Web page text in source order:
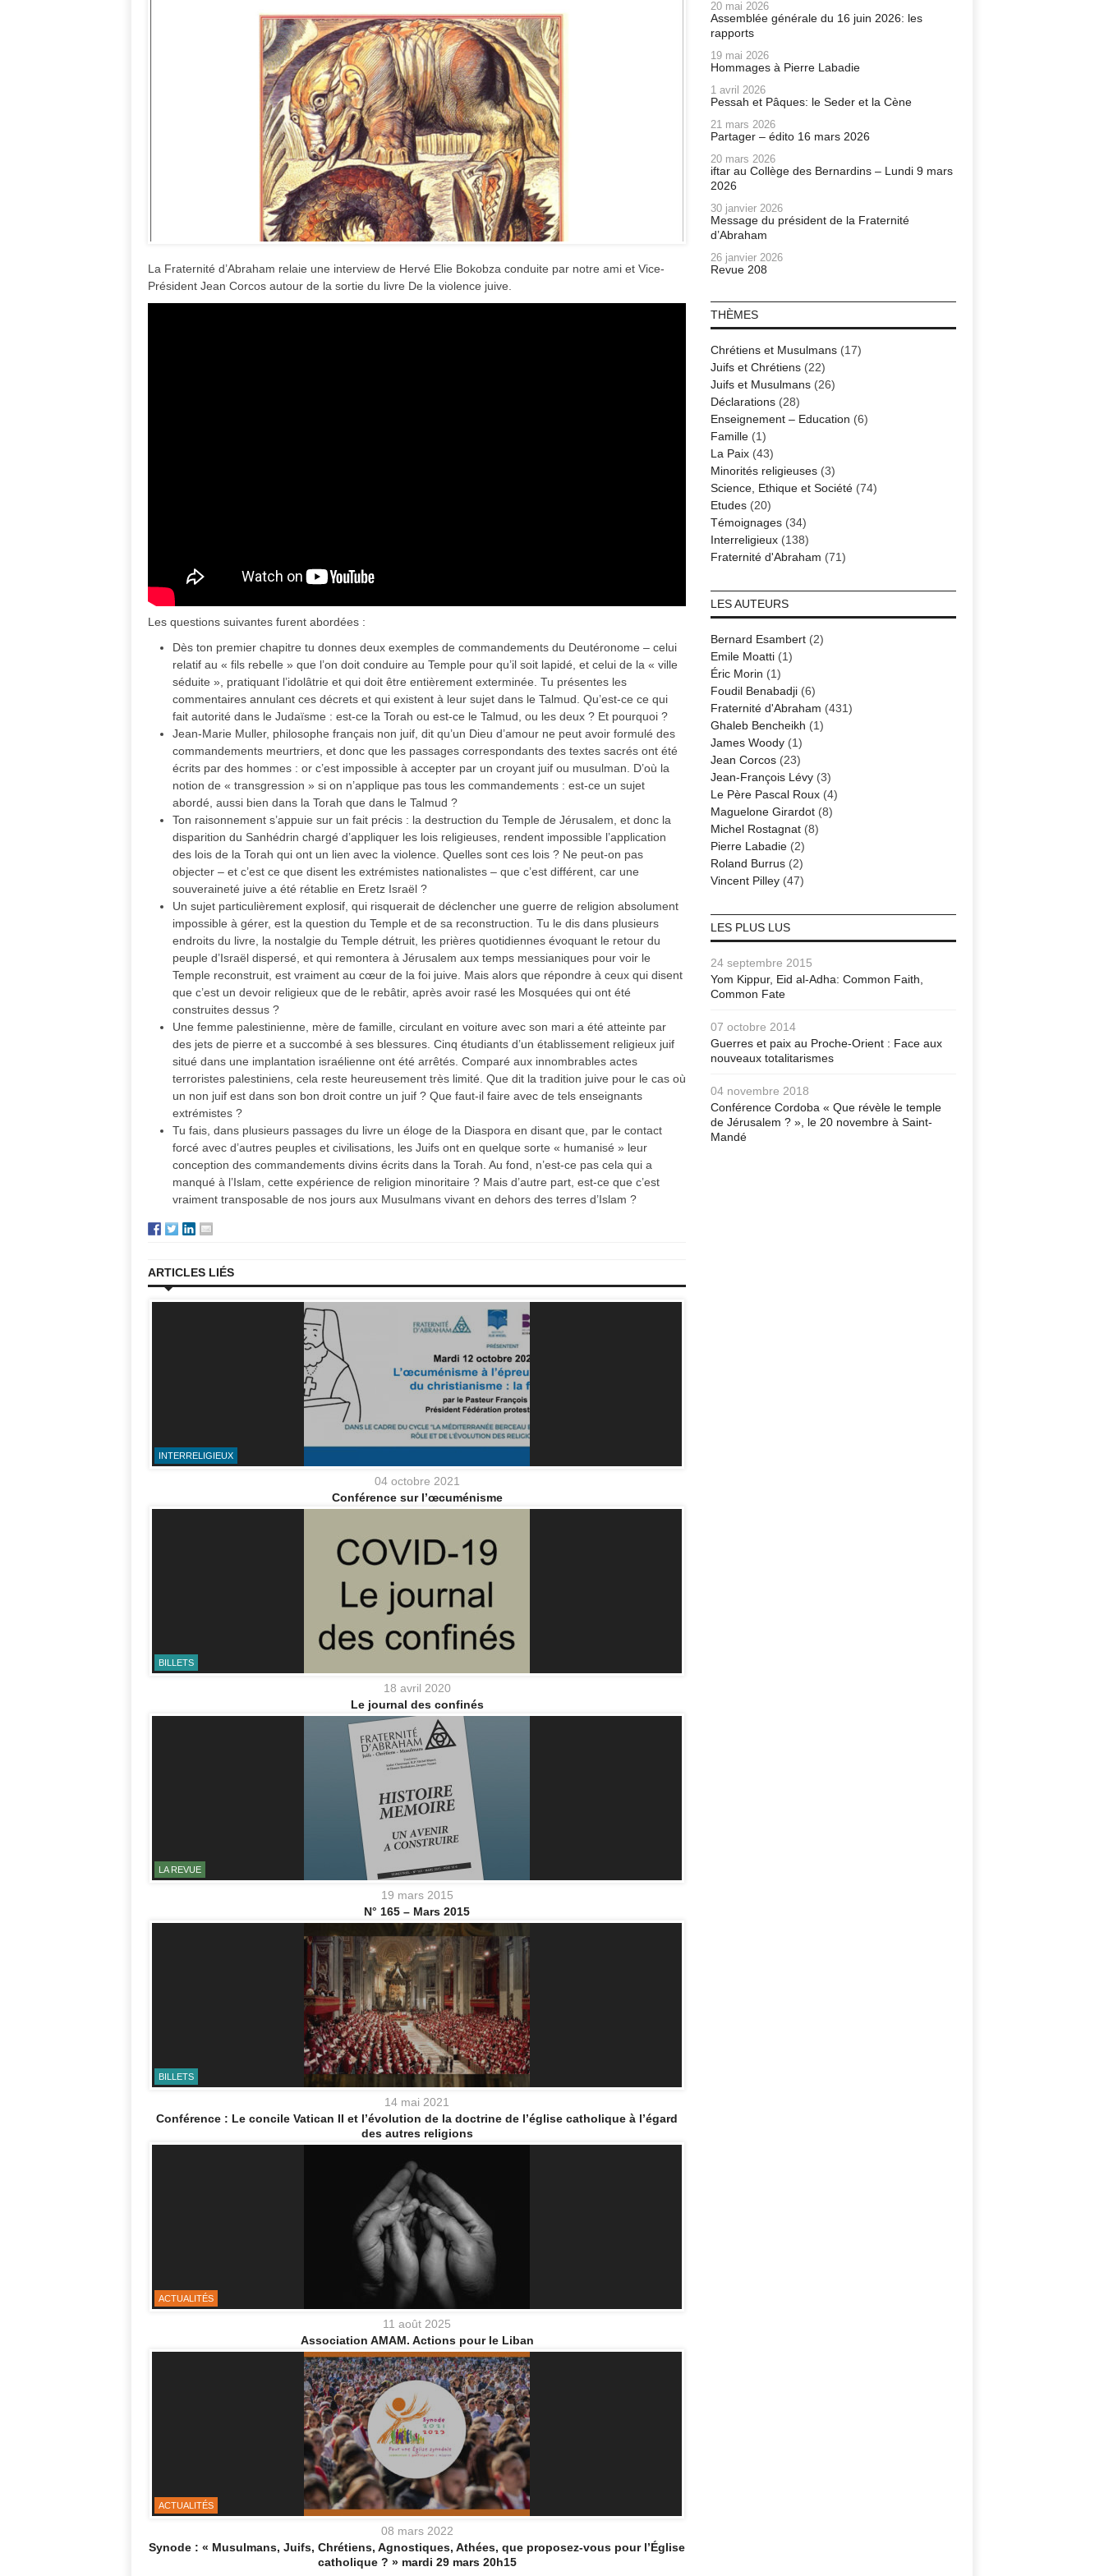
La Fraternité d’Abraham relaie une interview de Hervé Elie Bokobza conduite par notre ami et Vice-
Président Jean Corcos autour de la sortie du livre De la violence juive.
Les questions suivantes furent abordées :
Dès ton premier chapitre tu donnes deux exemples de commandements du Deutéronome – celui
relatif au « fils rebelle » que l’on doit conduire au Temple pour qu’il soit lapidé, et celui de la « ville
séduite », pratiquant l’idolâtrie et qui doit être entièrement exterminée. Tu présentes les
commentaires annulant ces décrets et qui existent à leur sujet dans le Talmud. Qu’est-ce ce qui
fait autorité dans le Judaïsme : est-ce la Torah ou est-ce le Talmud, ou les deux ? Et pourquoi ?
Jean-Marie Muller, philosophe français non juif, dit qu’un Dieu d’amour ne peut avoir formulé des
commandements meurtriers, et donc que les passages correspondants des textes sacrés ont été
écrits par des hommes : or c’est impossible à accepter par un croyant juif ou musulman. D’où la
notion de « transgression » si on n’applique pas tous les commandements : est-ce un sujet
abordé, aussi bien dans la Torah que dans le Talmud ?
Ton raisonnement s’appuie sur un fait précis : la destruction du Temple de Jérusalem, et donc la
disparition du Sanhédrin chargé d’appliquer les lois religieuses, rendent impossible l’application
des lois de la Torah qui ont un lien avec la violence. Quelles sont ces lois ? Ne peut-on pas
objecter – et c’est ce que disent les extrémistes nationalistes – que c’est différent, car une
souveraineté juive a été rétablie en Eretz Israël ?
Un sujet particulièrement explosif, qui risquerait de déclencher une guerre de religion absolument
impossible à gérer, est la question du Temple et de sa reconstruction. Tu le dis dans plusieurs
endroits du livre, la nostalgie du Temple détruit, les prières quotidiennes évoquant le retour du
peuple d’Israël dispersé, et qui remontera à Jérusalem aux temps messianiques pour voir le
Temple reconstruit, est vraiment au cœur de la foi juive. Mais alors que répondre à ceux qui disent
que c’est un devoir religieux que de le rebâtir, après avoir rasé les Mosquées qui ont été
construites dessus ?
Une femme palestinienne, mère de famille, circulant en voiture avec son mari a été atteinte par
des jets de pierre et a succombé à ses blessures. Cinq étudiants d’un établissement religieux juif
situé dans une implantation israélienne ont été arrêtés. Comparé aux innombrables actes
terroristes palestiniens, cela reste heureusement très limité. Que dit la tradition juive pour le cas où
un non juif est dans son bon droit contre un juif ? Que faut-il faire avec de tels enseignants
extrémistes ?
Tu fais, dans plusieurs passages du livre un éloge de la Diaspora en disant que, par le contact
forcé avec d’autres peuples et civilisations, les Juifs ont en quelque sorte « humanisé » leur
conception des commandements divins écrits dans la Torah. Au fond, n’est-ce pas cela qui a
manqué à l’Islam, cette expérience de religion minoritaire ? Mais d’autre part, est-ce que c’est
vraiment transposable de nos jours aux Musulmans vivant en dehors des terres d’Islam ?
ARTICLES LIÉS
INTERRELIGIEUX
04 octobre 2021
Conférence sur l’œcuménisme
BILLETS
18 avril 2020
Le journal des confinés
LA REVUE
19 mars 2015
N° 165 – Mars 2015
BILLETS
14 mai 2021
Conférence : Le concile Vatican II et l’évolution de la doctrine de l’église catholique à l’égard
des autres religions
ACTUALITÉS
11 août 2025
Association AMAM. Actions pour le Liban
ACTUALITÉS
08 mars 2022
Synode : « Musulmans, Juifs, Chrétiens, Agnostiques, Athées, que proposez-vous pour l’Église
catholique ? » mardi 29 mars 20h15
20 mai 2026
Assemblée générale du 16 juin 2026: les
rapports
19 mai 2026
Hommages à Pierre Labadie
1 avril 2026
Pessah et Pâques: le Seder et la Cène
21 mars 2026
Partager – édito 16 mars 2026
20 mars 2026
iftar au Collège des Bernardins – Lundi 9 mars
2026
30 janvier 2026
Message du président de la Fraternité
d’Abraham
26 janvier 2026
Revue 208
THÈMES
Chrétiens et Musulmans(17)
Juifs et Chrétiens(22)
Juifs et Musulmans(26)
Déclarations(28)
Enseignement – Education (6)
Famille(1)
La Paix(43)
Minorités religieuses(3)
Science, Ethique et Société(74)
Etudes(20)
Témoignages(34)
Interreligieux(138)
Fraternité d'Abraham (71)
LES AUTEURS
Bernard Esambert(2)
Emile Moatti(1)
Éric Morin (1)
Foudil Benabadji(6)
Fraternité d'Abraham (431)
Ghaleb Bencheikh (1)
James Woody(1)
Jean Corcos(23)
Jean-François Lévy(3)
Le Père Pascal Roux(4)
Maguelone Girardot(8)
Michel Rostagnat(8)
Pierre Labadie(2)
Roland Burrus(2)
Vincent Pilley(47)
LES PLUS LUS
24 septembre 2015
Yom Kippur, Eid al-Adha: Common Faith,
Common Fate
07 octobre 2014
Guerres et paix au Proche-Orient : Face aux
nouveaux totalitarismes
04 novembre 2018
Conférence Cordoba « Que révèle le temple
de Jérusalem ? », le 20 novembre à Saint-
Mandé